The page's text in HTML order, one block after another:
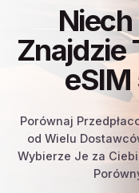
Znajdzie
Porównaj
od Wielu
Wybierze Je za